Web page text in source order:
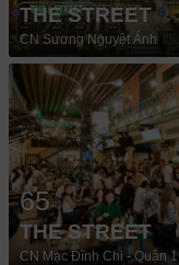
THE STREET
CN Sương Nguyệt Ánh
65
THE STREET
CN Mạc Đĩnh Chi - Quận 1